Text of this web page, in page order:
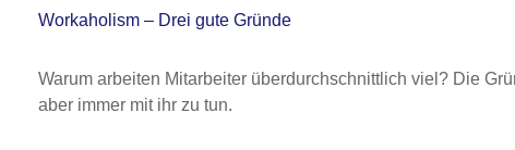
Workaholism – Drei gute Gründe
Warum arbeiten Mitarbeiter überdurchschnittlich viel? Die
aber immer mit ihr zu tun.